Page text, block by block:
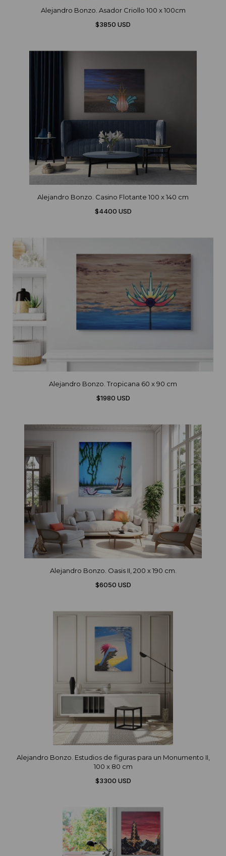
Alejandro Bonzo. Asador Criollo 100 x 100cm
$3850 USD
Alejandro Bonzo. Casino Flotante 100 x 140 cm
$4400 USD
Alejandro Bonzo. Tropicana 60 x 90 cm
$1980 USD
Alejandro Bonzo. Oasis II, 200 x 190 cm.
$6050 USD
Alejandro Bonzo. Estudios de figuras para un Monumento II,
100 x 80 cm
$3300 USD